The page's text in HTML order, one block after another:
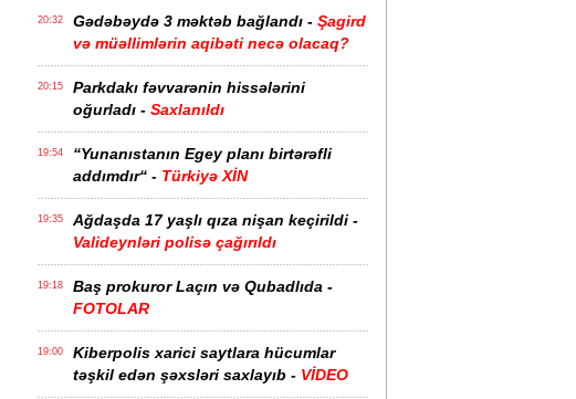
20:32 Gədəbəydə 3 məktəb bağlandı - Şagird
və müəllimlərin aqibəti necə olacaq?
20:15
Parkdakı fəvvarənin hissələrini
oğurladı - Saxlanıldı
19:54
“Yunanıstanın Egey planı birtərəfli
addımdır“ - Türkiyə XİN
19:35
Ağdaşda 17 yaşlı qıza nişan keçirildi -
Valideynləri polisə çağırıldı
19:18
Baş prokuror Laçın və Qubadlıda -
FOTOLAR
19:00
Kiberpolis xarici saytlara hücumlar
təşkil edən şəxsləri saxlayıb - VİDEO